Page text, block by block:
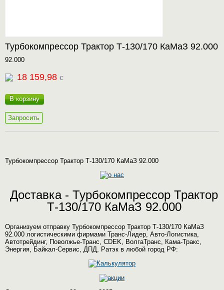
Турбокомпрессор Трактор Т-130/170 КаМаЗ 92.000
92.000
18 159,98 c
В корзину
Запросить
Турбокомпрессор Трактор Т-130/170 КаМаЗ 92.000
Доставка - Турбокомпрессор Трактор
Т-130/170 КаМаЗ 92.000
Организуем отправку Турбокомпрессор Трактор Т-130/170 КаМаЗ
92.000 логистическими фирмами Транс-Лидер, Авто-Логистика,
Автотрейдинг, Поволжье-Транс, CDEK, ВолгаТранс, Кама-Тракс,
Энергия, Байкал-Сервис, ДПД, Ратэк в любой город РФ: